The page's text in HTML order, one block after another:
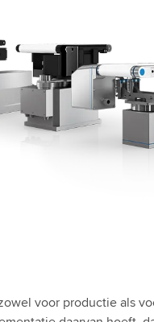
voor productie als